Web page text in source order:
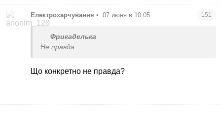
Електрохарчування • 07 июня в 10:05 151
Фрикаделька
Не правда
Що конкретно не правда?